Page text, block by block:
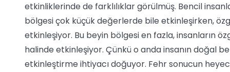
etkinliklerinde de farklılıklar görülmüş. Bencil
bölgesi çok küçük değerlerde bile etkinleşirken,
etkinleşiyor. Bu beyin bölgesi en fazla, insanların
halinde etkinleşiyor. Çünkü o anda insanın doğal
etkinleştirme ihtiyacı doğuyor. Fehr sonucun